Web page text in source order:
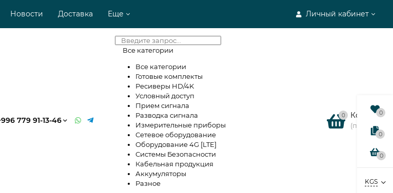
Личный кабинет
Новости Доставка Еще
779 91-13-46
Все категории
Все категории
Готовые комплекты
Ресиверы HD/4K
Условный доступ
Прием сигнала
Разводка сигнала
Измерительные приборы
Сетевое оборудование
Оборудование 4G [LTE]
Системы Безопасности
Кабельная продукция
Аккумуляторы
Разное
0 Корзина
(пусто)
0
0
0
KGS